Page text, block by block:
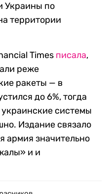
Украины по
территории
Times писала,
реже
ракеты — в
до 6%, тогда
украинские системы
Издание связало
армия значительно
и и